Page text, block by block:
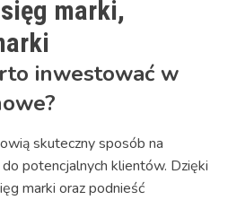
marki,
inwestować w
skuteczny sposób na
potencjalnych klientów. Dzięki
marki oraz podnieść